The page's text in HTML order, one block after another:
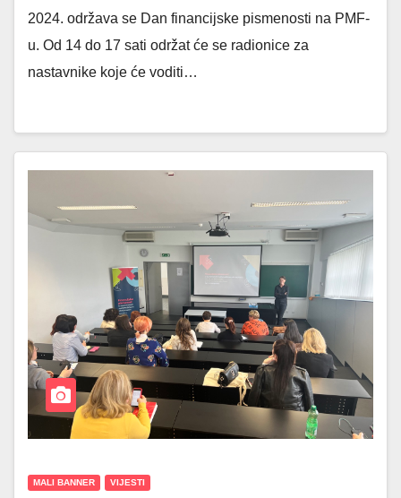
2024. održava se Dan financijske pismenosti na PMF-
u. Od 14 do 17 sati održat će se radionice za
nastavnike koje će voditi…
MALI BANNER VIJESTI